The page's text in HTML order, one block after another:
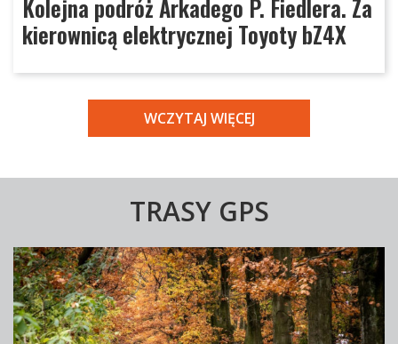
Kolejna podróż Arkadego P. Fiedlera. Za
kierownicą elektrycznej Toyoty bZ4X
WCZYTAJ WIĘCEJ
TRASY GPS